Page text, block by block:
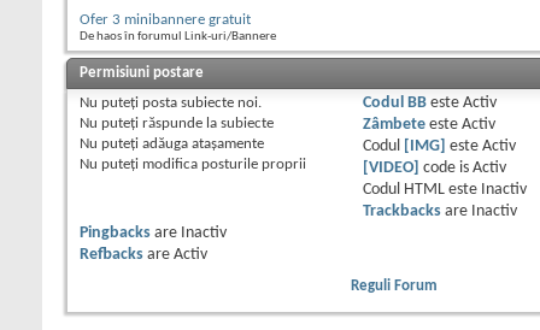
Ofer 3 minibannere gratuit
De haos în forumul Link-uri/Bannere
Permisiuni postare
Nu puteţi posta subiecte noi.
Nu puteţi răspunde la subiecte
Nu puteţi adăuga ataşamente
Nu puteţi modifica posturile proprii
Codul BBeste Activ
Zâmbeteeste Activ
Codul
[IMG] este Activ
[VIDEO] code is Activ
Codul HTML este
Inactiv
Trackbacksare
Inactiv
Pingbacks are
Inactiv
Refbacks are Activ
Reguli Forum